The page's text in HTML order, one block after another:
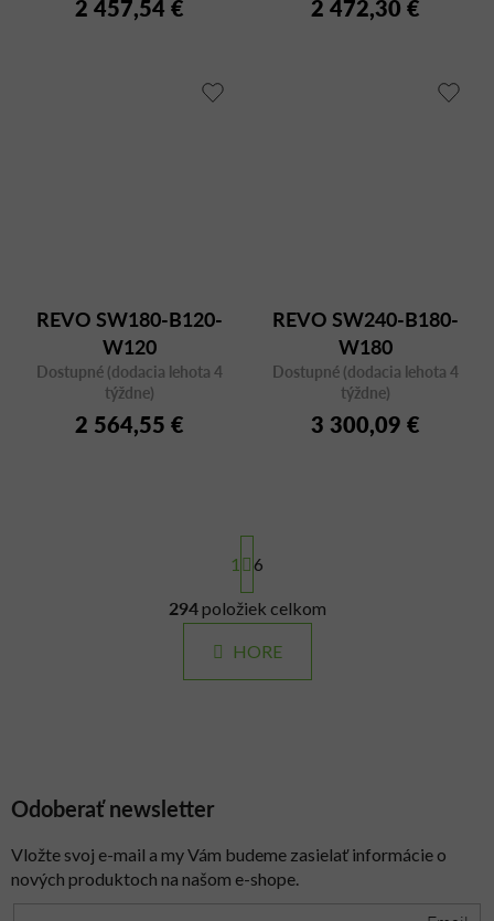
2 457,54 € 2 472,30 €
REVO SW180-B120-
W120
Dostupné (dodacia lehota 4
týždne)
2 564,55 €
REVO SW240-B180-
W180
Dostupné (dodacia lehota 4
týždne)
3 300,09 €
O
v
l
á
r
v
S
t
r
á
n
k
1 6
294položiek celkom
HORE
Odoberať newsletter
Vložte svoj e-mail a my Vám budeme zasielať informácie o
nových produktoch na našom e-shope.